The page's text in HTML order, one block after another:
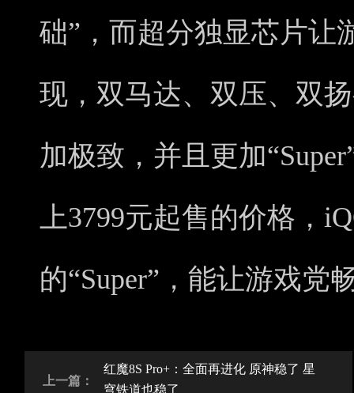
础”，而超分独显芯片让
现，双马达、双压、双
加极致，并且更加
上3799元起售的价格，
的“Super”，能让游戏党
上一篇：
红魔8S Pro+：全面再进化 原神稳了 星
穹铁道也稳了